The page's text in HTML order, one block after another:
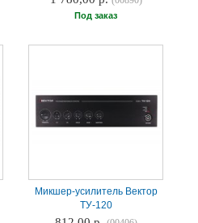
Под заказ
Микшер-усилитель Вектор
ТУ-120